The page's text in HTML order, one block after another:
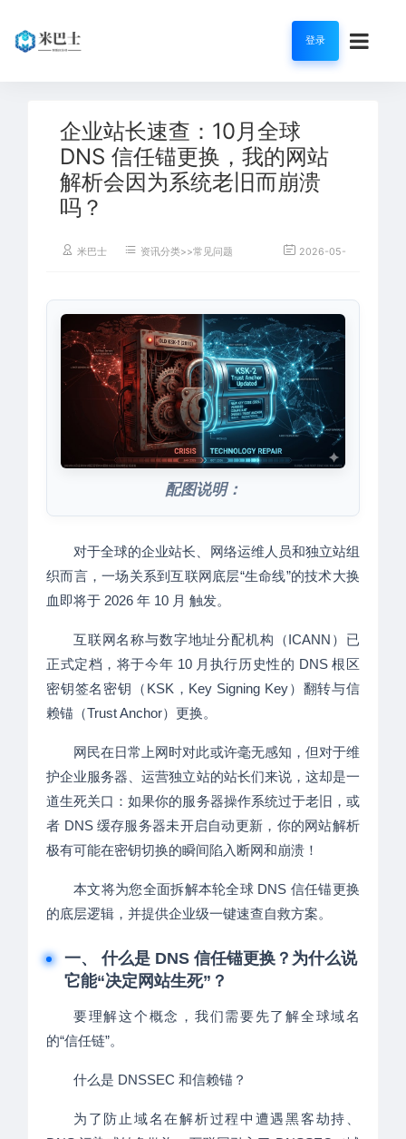
登录
企业站长速查：10月全球
DNS 信任锚更换，我的网站
解析会因为系统老旧而崩溃
吗？
米巴士 资讯分类>>常见问题 2026-05-23
配图说明：
对于全球的企业站长、网络运维人员和独立站组
织而言，一场关系到互联网底层“生命线”的技术大换
血即将于 2026 年 10 月 触发。
互联网名称与数字地址分配机构（ICANN）已
正式定档，将于今年 10 月执行历史性的 DNS 根区
密钥签名密钥（KSK，Key Signing Key）翻转与信
赖锚（Trust Anchor）更换。
网民在日常上网时对此或许毫无感知，但对于维
护企业服务器、运营独立站的站长们来说，这却是一
道生死关口：如果你的服务器操作系统过于老旧，或
者 DNS 缓存服务器未开启自动更新，你的网站解析
极有可能在密钥切换的瞬间陷入断网和崩溃！
本文将为您全面拆解本轮全球 DNS 信任锚更换
的底层逻辑，并提供企业级一键速查自救方案。
一、 什么是 DNS 信任锚更换？为什么说
它能“决定网站生死”？
要理解这个概念，我们需要先了解全球域名
的“信任链”。
什么是 DNSSEC 和信赖锚？
为了防止域名在解析过程中遭遇黑客劫持、